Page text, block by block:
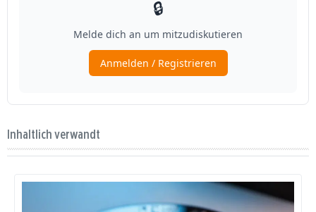
Inhaltlich verwandt